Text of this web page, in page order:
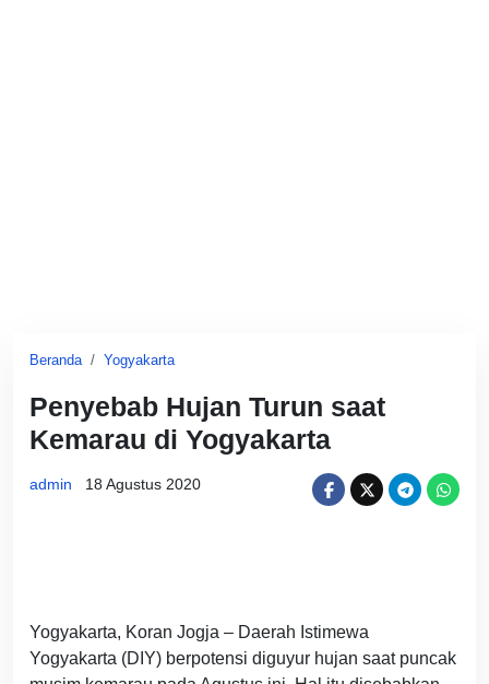
Beranda Yogyakarta
Penyebab Hujan Turun saat
Kemarau di Yogyakarta
admin 18 Agustus 2020
Yogyakarta, Koran Jogja – Daerah Istimewa
Yogyakarta (DIY) berpotensi diguyur hujan saat puncak